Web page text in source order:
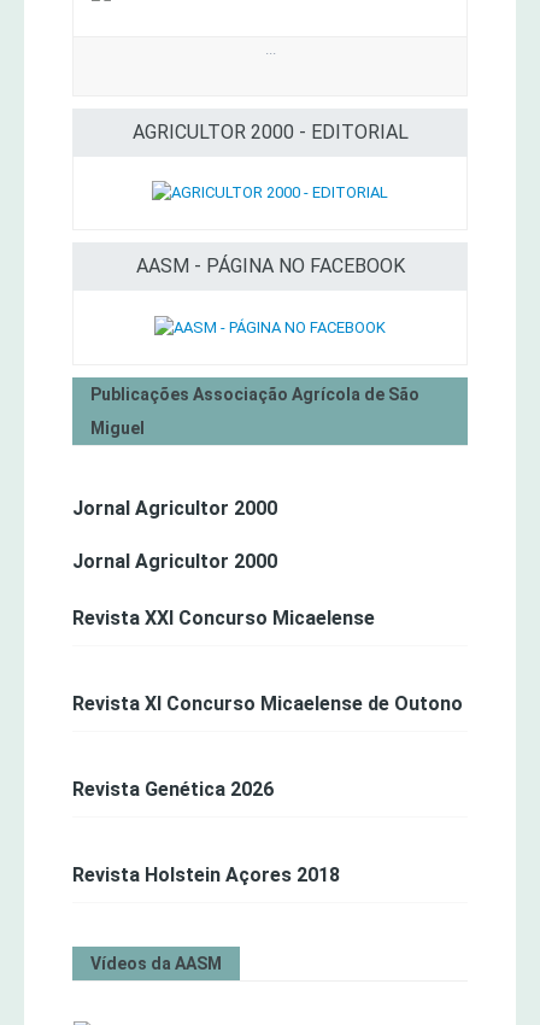
AGRICULTOR 2000 - EDITORIAL
AASM - PÁGINA NO FACEBOOK
Publicações Associação Agrícola de São
Miguel
Jornal Agricultor 2000
Jornal Agricultor 2000
Revista XXI Concurso Micaelense
Revista XI Concurso Micaelense de Outono
Revista Genética 2026
Revista Holstein Açores 2018
Vídeos da AASM